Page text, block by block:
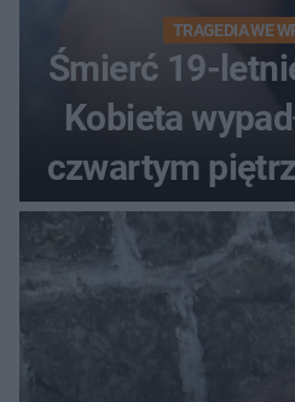
TRAGEDIA WE
Śmierć 19-
Kobieta
czwartym
nagranie